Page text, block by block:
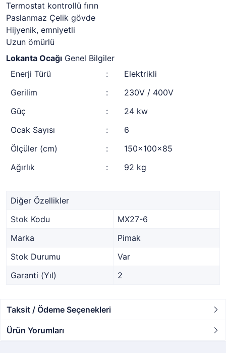
Termostat kontrollü fırın
Paslanmaz Çelik gövde
Hijyenik, emniyetli
Uzun ömürlü
Lokanta Ocağı Genel Bilgiler
Enerji Türü
:
Elektrikli
Gerilim
:
230V / 400V
Güç
:
24 kw
Ocak Sayısı
:
6
Ölçüler (cm)
:
150x100x85
Ağırlık
: 92 kg
Diğer Özellikler
Stok Kodu
MX27-6
Marka
Pimak
Stok Durumu
Var
Garanti (Yıl)
2
Taksit / Ödeme Seçenekleri
Ürün Yorumları